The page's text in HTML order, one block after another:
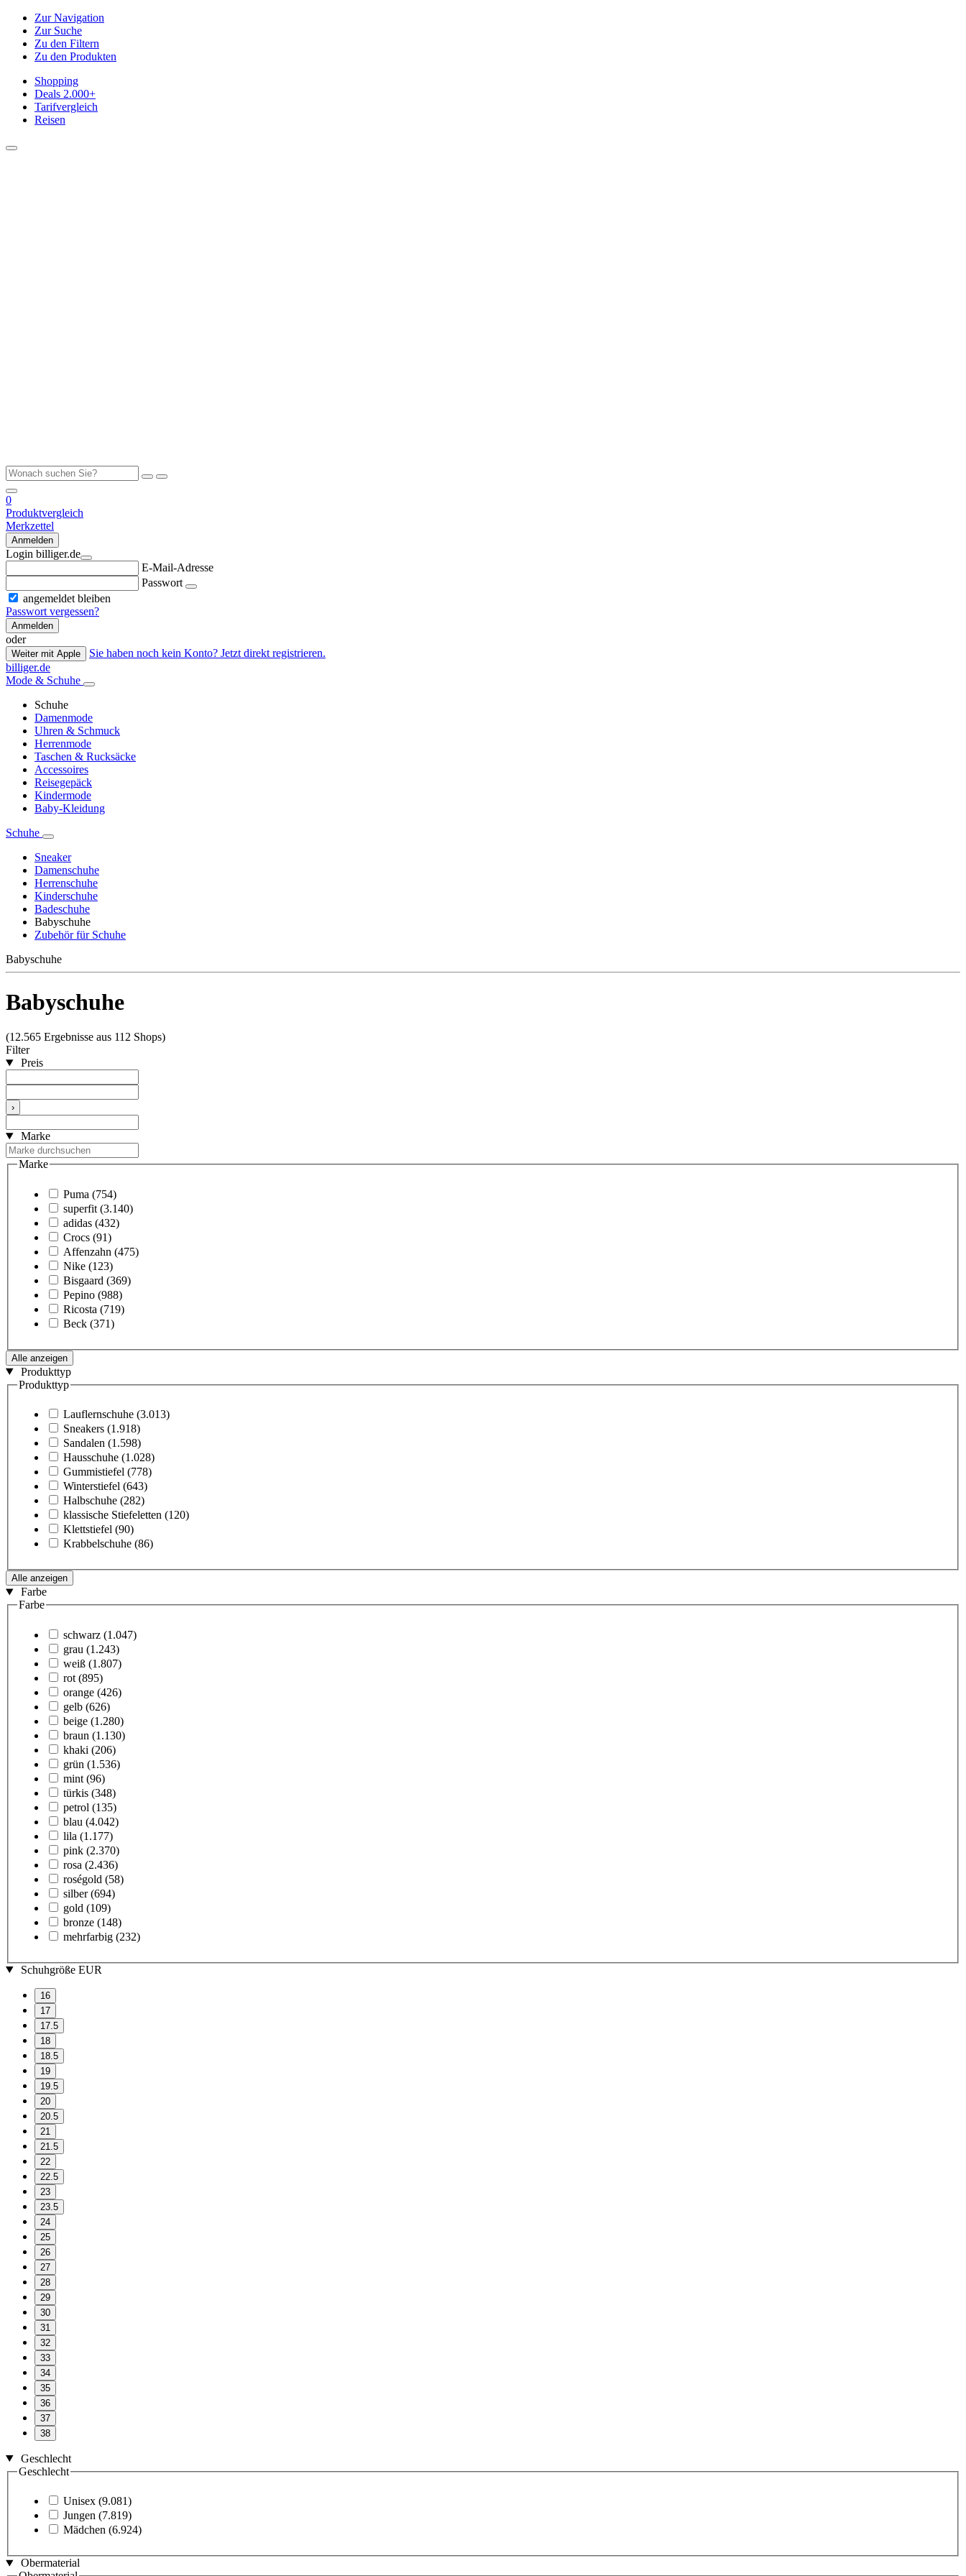
Zur Navigation
Zur Suche
Zu den Filtern
Zu den Produkten
Shopping
Deals 2.000+
Tarifvergleich
Reisen
0
Produktvergleich
Merkzettel
Anmelden
Login billiger.de
E-Mail-Adresse
Passwort
angemeldet bleiben
Passwort vergessen?
Anmelden
oder
Weiter mit Apple
Sie haben noch kein Konto? Jetzt direkt registrieren.
billiger.de
Mode & Schuhe
Schuhe
Damenmode
Uhren & Schmuck
Herrenmode
Taschen & Rucksäcke
Accessoires
Reisegepäck
Kindermode
Baby-Kleidung
Schuhe
Sneaker
Damenschuhe
Herrenschuhe
Kinderschuhe
Badeschuhe
Babyschuhe
Zubehör für Schuhe
Babyschuhe
Babyschuhe
(12.565 Ergebnisse aus 112 Shops)
Filter
Preis
›
Marke
Marke
Puma (754)
superfit (3.140)
adidas (432)
Crocs (91)
Affenzahn (475)
Nike (123)
Bisgaard (369)
Pepino (988)
Ricosta (719)
Beck (371)
Alle anzeigen
Produkttyp
Produkttyp
Lauflernschuhe (3.013)
Sneakers (1.918)
Sandalen (1.598)
Hausschuhe (1.028)
Gummistiefel (778)
Winterstiefel (643)
Halbschuhe (282)
klassische Stiefeletten (120)
Klettstiefel (90)
Krabbelschuhe (86)
Alle anzeigen
Farbe
Farbe
schwarz (1.047)
grau (1.243)
weiß (1.807)
rot (895)
orange (426)
gelb (626)
beige (1.280)
braun (1.130)
khaki (206)
grün (1.536)
mint (96)
türkis (348)
petrol (135)
blau (4.042)
lila (1.177)
pink (2.370)
rosa (2.436)
roségold (58)
silber (694)
gold (109)
bronze (148)
mehrfarbig (232)
Schuhgröße EUR
16
17
17.5
18
18.5
19
19.5
20
20.5
21
21.5
22
22.5
23
23.5
24
25
26
27
28
29
30
31
32
33
34
35
36
37
38
Geschlecht
Geschlecht
Unisex (9.081)
Jungen (7.819)
Mädchen (6.924)
Obermaterial